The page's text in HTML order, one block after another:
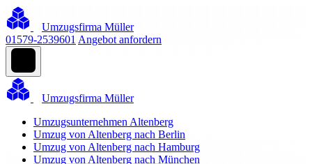
Umzugsfirma Müller
01579-2539601 Angebot anfordern
Umzugsfirma Müller
Umzugsunternehmen Altenberg
Umzug von Altenberg nach Berlin
Umzug von Altenberg nach Hamburg
Umzug von Altenberg nach München